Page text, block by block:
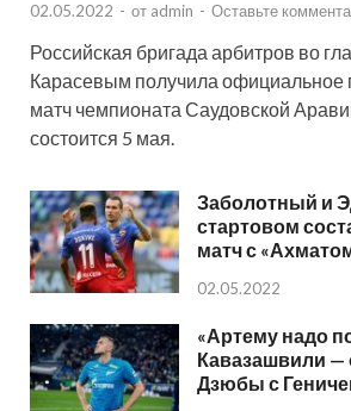
02.05.2022 - от admin - Оставьте
Российская бригада арбитров во
Карасевым получила официальное
матч чемпионата Саудовской
состоится 5 мая.
Заболотный и
стартовом
матч с
02.05.2022
«Артему надо
Кавазашвили —
Дзюбы с